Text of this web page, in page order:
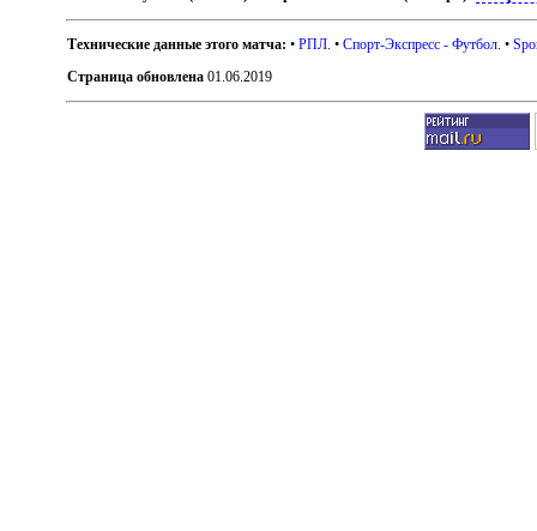
Технические данные этого матча: •РПЛ . •Спорт-Экспресс - Футбол . •
Страница обновлена 01.06.2019